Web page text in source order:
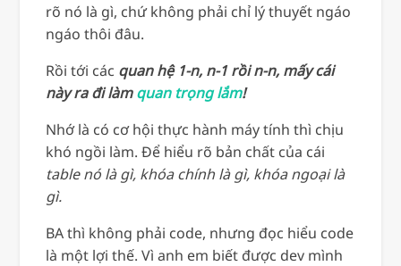
rõ nó là gì, chứ không phải chỉ lý thuyết ngáo
ngáo thôi đâu.
Rồi tới các quan hệ 1-n, n-1 rồi n-n, mấy cái
này ra đi làmquan trọng lắm!
Nhớ là có cơ hội thực hành máy tính thì chịu
khó ngồi làm. Để hiểu rõ bản chất của cái
table nó là gì, khóa chính là gì, khóa ngoại là
gì.
BA thì không phải code, nhưng đọc hiểu code
là một lợi thế. Vì anh em biết được dev mình